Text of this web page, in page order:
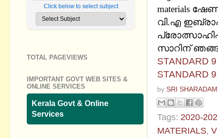
materials
വി.എ
സാറിന്
STANDARD
STANDARD
by SRI
Tags: 2020-
MATERIALS,
Click below to select subject
TOTAL PAGEVIEWS
IMPORTANT GOVT WEB SITES &
ONLINE SERVICES
Kerala Govt & Online
Services